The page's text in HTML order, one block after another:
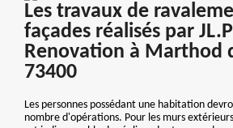
Les travaux de
façades réalisés par
Renovation à Marthod
73400
Les personnes possédant une habitation
nombre d'opérations. Pour les murs